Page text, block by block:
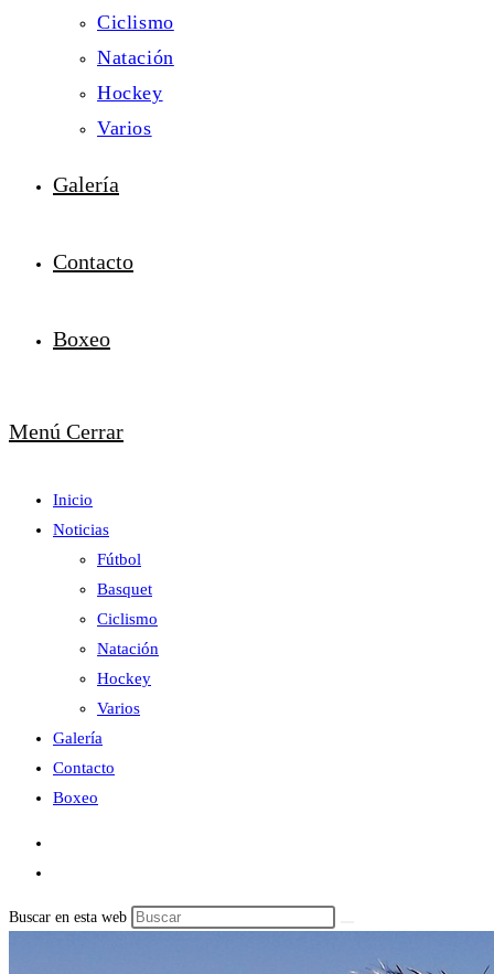
Ciclismo
Natación
Hockey
Varios
Galería
Contacto
Boxeo
Menú Cerrar
Inicio
Noticias
Fútbol
Basquet
Ciclismo
Natación
Hockey
Varios
Galería
Contacto
Boxeo
Buscar en esta web